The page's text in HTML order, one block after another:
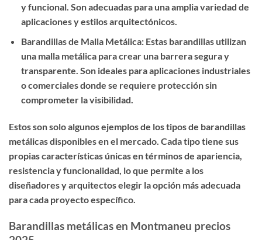
y funcional. Son adecuadas para una amplia variedad de
aplicaciones y estilos arquitectónicos.
Barandillas de Malla Metálica: Estas barandillas utilizan
una malla metálica para crear una barrera segura y
transparente. Son ideales para aplicaciones industriales
o comerciales donde se requiere protección sin
comprometer la visibilidad.
Estos son solo algunos ejemplos de los tipos de barandillas
metálicas disponibles en el mercado. Cada tipo tiene sus
propias características únicas en términos de apariencia,
resistencia y funcionalidad, lo que permite a los
diseñadores y arquitectos elegir la opción más adecuada
para cada proyecto específico.
Barandillas metálicas en Montmaneu precios